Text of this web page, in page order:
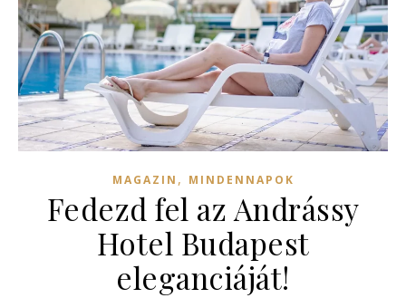
MAGAZIN , MINDENNAPOK
Fedezd fel az Andrássy
Hotel Budapest
eleganciáját!